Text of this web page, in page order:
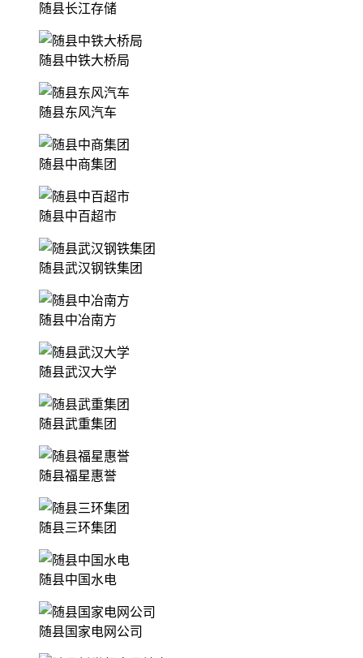
随县长江存储
随县中铁大桥局
随县东风汽车
随县中商集团
随县中百超市
随县武汉钢铁集团
随县中冶南方
随县武汉大学
随县武重集团
随县福星惠誉
随县三环集团
随县中国水电
随县国家电网公司